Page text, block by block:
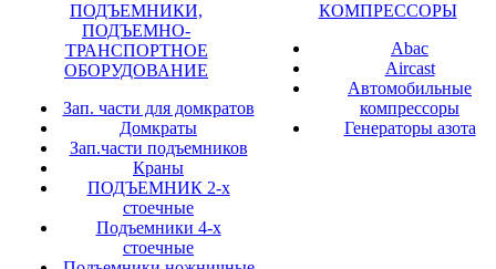
ПОДЪЕМНИКИ,
ПОДЪЕМНО-
ТРАНСПОРТНОЕ
ОБОРУДОВАНИЕ
Зап. части для домкратов
Домкраты
Зап.части подъемников
Краны
ПОДЪЕМНИК 2-х
стоечные
Подъемники 4-х
стоечные
КОМПРЕССОРЫ
Abac
Aircast
Автомобильные
компрессоры
Генераторы азота